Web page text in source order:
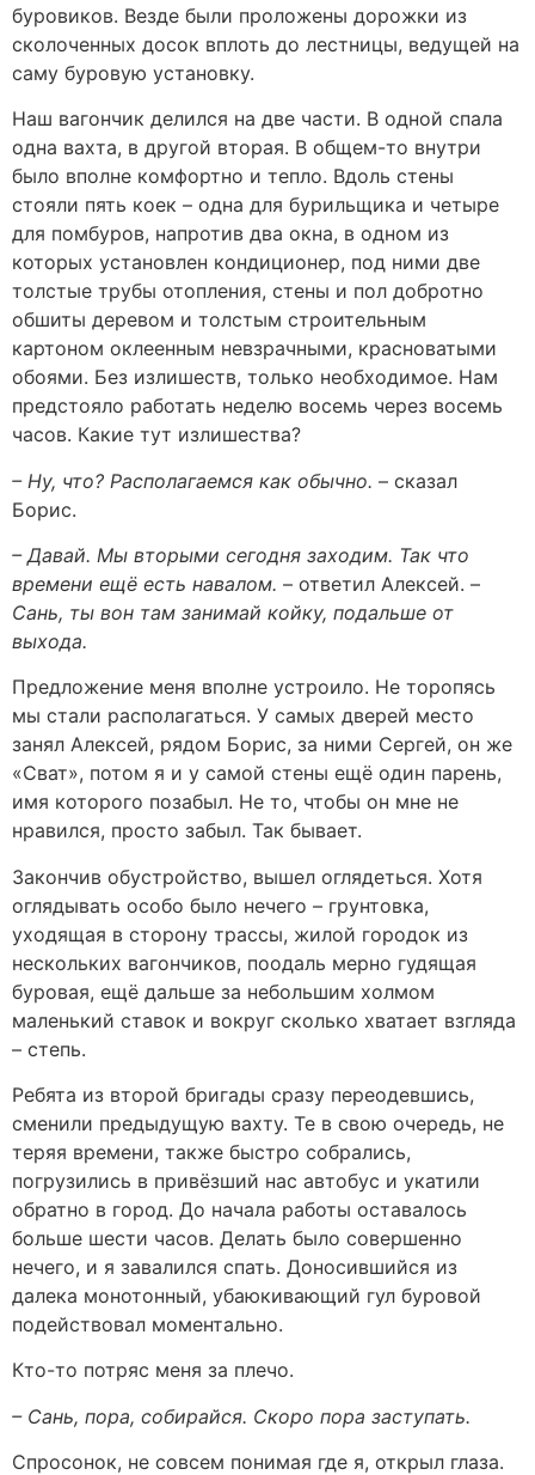
буровиков. Везде были проложены дорожки из
сколоченных досок вплоть до лестницы, ведущей на
саму буровую установку.
Наш вагончик делился на две части. В одной спала
одна вахта, в другой вторая. В общем-то внутри
было вполне комфортно и тепло. Вдоль стены
стояли пять коек – одна для бурильщика и четыре
для помбуров, напротив два окна, в одном из
которых установлен кондиционер, под ними две
толстые трубы отопления, стены и пол добротно
обшиты деревом и толстым строительным
картоном оклеенным невзрачными, красноватыми
обоями. Без излишеств, только необходимое. Нам
предстояло работать неделю восемь через восемь
часов. Какие тут излишества?
– Ну, что? Располагаемся как обычно. – сказал
Борис.
– Давай. Мы вторыми сегодня заходим. Так что
времени ещё есть навалом. – ответил Алексей. –
Сань, ты вон там занимай койку, подальше от
выхода.
Предложение меня вполне устроило. Не торопясь
мы стали располагаться. У самых дверей место
занял Алексей, рядом Борис, за ними Сергей, он же
«Сват», потом я и у самой стены ещё один парень,
имя которого позабыл. Не то, чтобы он мне не
нравился, просто забыл. Так бывает.
Закончив обустройство, вышел оглядеться. Хотя
оглядывать особо было нечего – грунтовка,
уходящая в сторону трассы, жилой городок из
нескольких вагончиков, поодаль мерно гудящая
буровая, ещё дальше за небольшим холмом
маленький ставок и вокруг сколько хватает взгляда
– степь.
Ребята из второй бригады сразу переодевшись,
сменили предыдущую вахту. Те в свою очередь, не
теряя времени, также быстро собрались,
погрузились в привёзший нас автобус и укатили
обратно в город. До начала работы оставалось
больше шести часов. Делать было совершенно
нечего, и я завалился спать. Доносившийся из
далека монотонный, убаюкивающий гул буровой
подействовал моментально.
Кто-то потряс меня за плечо.
– Сань, пора, собирайся. Скоро пора заступать.
Спросонок, не совсем понимая где я, открыл глаза.